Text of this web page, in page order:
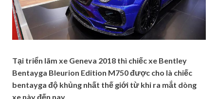
Tại triển lãm xe Geneva 2018 thì chiếc xe Bentley
Bentayga Bleurion Edition M750 được cho là chiếc
bentayga độ khủng nhất thế giới từ khi ra mắt dòng
xe này đến nay